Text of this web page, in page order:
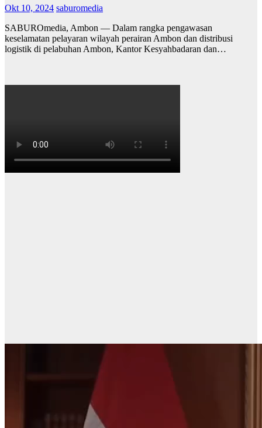
Okt 10, 2024 saburomedia
SABUROmedia, Ambon — Dalam rangka pengawasan
keselamatan pelayaran wilayah perairan Ambon dan distribusi
logistik di pelabuhan Ambon, Kantor Kesyahbadaran dan…